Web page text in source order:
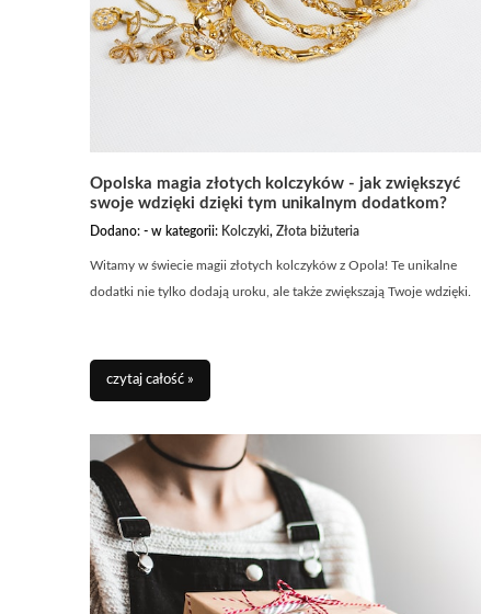
Opolska magia złotych kolczyków - jak zwiększyć
swoje wdzięki dzięki tym unikalnym dodatkom?
Dodano: - w kategorii: Kolczyki, Złota biżuteria
Witamy w świecie magii złotych kolczyków z Opola! Te unikalne
dodatki nie tylko dodają uroku, ale także zwiększają Twoje wdzięki.
czytaj całość »